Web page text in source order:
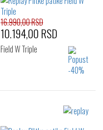
Izaberi željeni broj:
16.990,00 RSD
10.194,00 RSD
Field W Triple